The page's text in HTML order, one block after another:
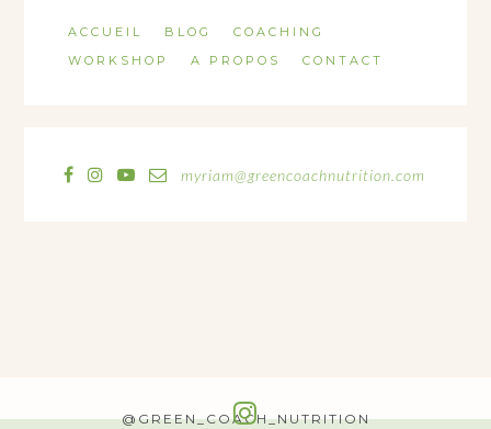
ACCUEIL BLOG
COACHING
WORKSHOP
A PROPOS CONTACT
myriam@greencoachnutrition.com
@GREEN_COACH_NUTRITION